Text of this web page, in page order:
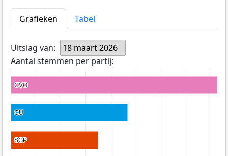
Grafieken Tabel
Uitslag van:
18 maart 2026
Aantal stemmen per partij:
CVO
CVO
CU
CU
SGP
SGP